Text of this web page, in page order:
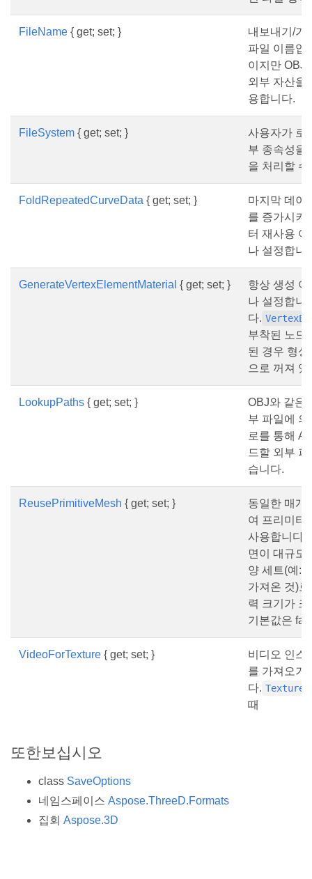
FileName { get; set; }
내보내기/가
파일 이름입
이지만 OBJ
외부 자산을
용합니다.
FileSystem { get; set; }
사용자가 로
부 종속성을
을 처리할
FoldRepeatedCurveData { get; set; }
마지막 데이
를 증가시켜
터 재사용
나 설정합니
GenerateVertexElementMaterial { get; set; }
항상 생성
나 설정합니
다.
부착된 노드
된 경우 형
으로 꺼져
LookupPaths { get; set; }
OBJ와 같은
부 파일에
로를 통해
드할 외부
습니다.
ReusePrimitiveMesh { get; set; }
동일한 매개
여 프리미티
사용합니다.
면이 대규모
양 세트(예:
가져온 것)
력 크기가
기본값은
VideoForTexture { get; set; }
비디오 인스
를 가져오거
다. Texture
때
또한보십시오
class SaveOptions
네임스페이스 Aspose.ThreeD.Formats
집회 Aspose.3D